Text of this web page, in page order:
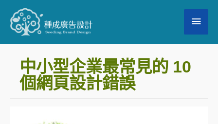
主
要
選
中小型企業最常見的 10
個網頁設計錯誤